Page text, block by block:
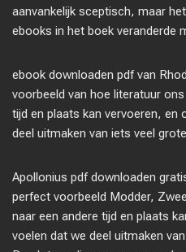
aanvankelijk sceptisch, maar
ebooks in het boek veranderde
ebook downloaden pdf van
voorbeeld van hoe literatuur
tijd en plaats kan vervoeren, en
deel uitmaken van iets veel
Apollonius pdf downloaden
perfect voorbeeld Modder,
naar een andere tijd en plaats
voelen dat we deel uitmaken